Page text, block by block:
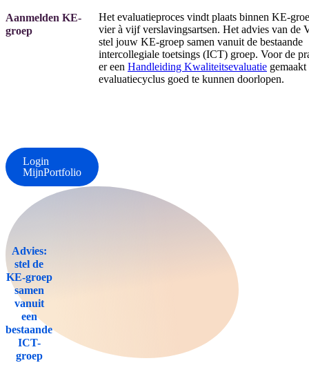
Aanmelden KE-
groep
Het evaluatieproces vindt plaats binnen KE-
vier à vijf verslavingsartsen. Het advies van de
stel jouw KE-groep samen vanuit de bestaande
intercollegiale toetsings (ICT) groep. Voor de
er een Handleiding Kwaliteitsevaluatie
evaluatiecyclus goed te kunnen doorlopen.
Login
MijnPortfolio
Advies:
stel de
KE-groep
samen
vanuit
een
bestaande
ICT-
groep